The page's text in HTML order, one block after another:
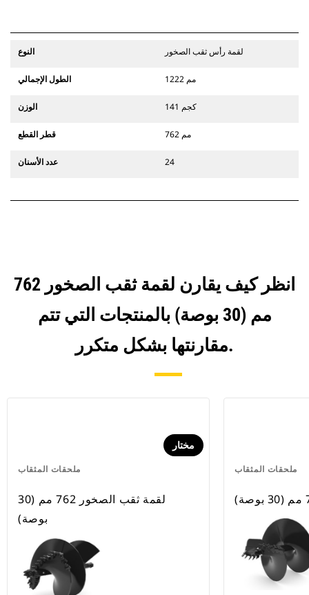
النوع لقمة رأس ثقب الصخور
الطول الإجمالي 1222 مم
الوزن 141 كجم
قطر القطع 762 مم
عدد الأسنان 24
انظر كيف يقارن لقمة ثقب الصخور 762
مم (30 بوصة) بالمنتجات التي تتم
مقارنتها بشكل متكرر.
ملحقات المثقاب
مختار
لقمة ثقب الصخور 762 مم (30
بوصة)
ملحقات المثقاب